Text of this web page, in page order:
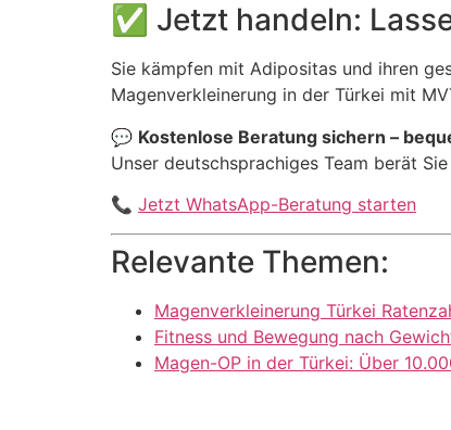
✅ Jetzt handeln:
Sie kämpfen mit Adipositas und ihren
Magenverkleinerung in der Türkei mit
💬 Kostenlose Beratung sichern –
Unser deutschsprachiges Team berät
📞 Jetzt WhatsApp-Beratung starten
Relevante Themen:
Magenverkleinerung Türkei
Fitness und Bewegung nach
Magen-OP in der Türkei: Über